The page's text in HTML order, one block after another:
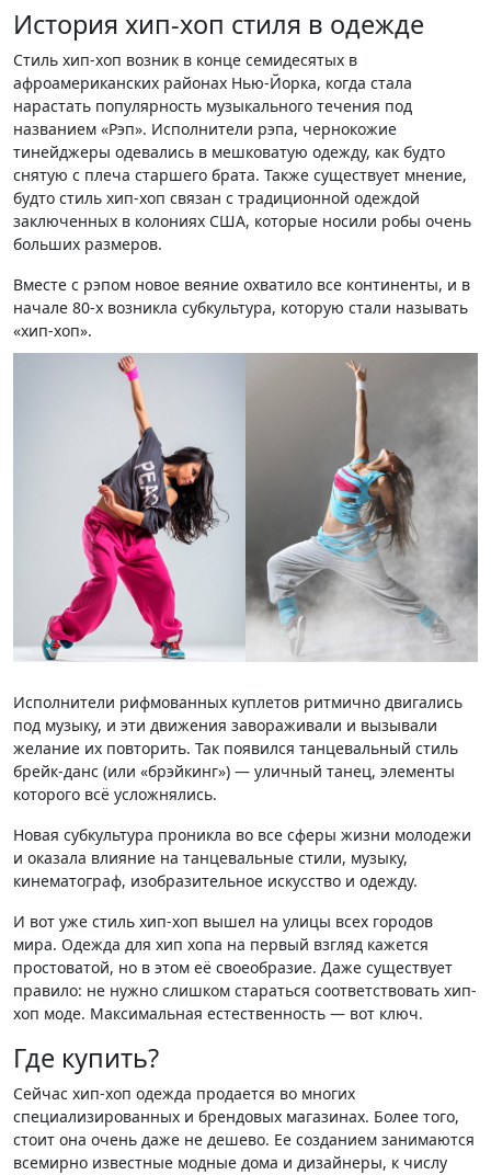
История хип-хоп стиля в одежде
Стиль хип-хоп возник в конце семидесятых в
афроамериканских районах Нью-Йорка, когда стала
нарастать популярность музыкального течения под
названием «Рэп». Исполнители рэпа, чернокожие
тинейджеры одевались в мешковатую одежду, как будто
снятую с плеча старшего брата. Также существует мнение,
будто стиль хип-хоп связан с традиционной одеждой
заключенных в колониях США, которые носили робы очень
больших размеров.
Вместе с рэпом новое веяние охватило все континенты, и в
начале 80-х возникла субкультура, которую стали называть
«хип-хоп».
Исполнители рифмованных куплетов ритмично двигались
под музыку, и эти движения завораживали и вызывали
желание их повторить. Так появился танцевальный стиль
брейк-данс (или «брэйкинг») — уличный танец, элементы
которого всё усложнялись.
Новая субкультура проникла во все сферы жизни молодежи
и оказала влияние на танцевальные стили, музыку,
кинематограф, изобразительное искусство и одежду.
И вот уже стиль хип-хоп вышел на улицы всех городов
мира. Одежда для хип хопа на первый взгляд кажется
простоватой, но в этом её своеобразие. Даже существует
правило: не нужно слишком стараться соответствовать хип-
хоп моде. Максимальная естественность — вот ключ.
Где купить?
Сейчас хип-хоп одежда продается во многих
специализированных и брендовых магазинах. Более того,
стоит она очень даже не дешево. Ее созданием занимаются
всемирно известные модные дома и дизайнеры, к числу